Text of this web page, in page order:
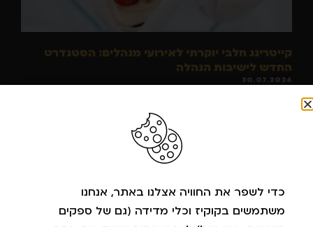
קייטרינג חלבי יוקרתי לאירועי מנהלים: הסטנדרט
החדש לישיבות הנהלה
30.07.2026
להניח שאתם מדמיינים עכשיו שולחן ארוך, מפה לבנה וקצת עייפה,
וכמה מגשים של בורקסים שראו
כדי לשפר את החוויה אצלנו באתר, אנחנו
משתמשים בקוקיז וכלי מדידה (גם של ספקים